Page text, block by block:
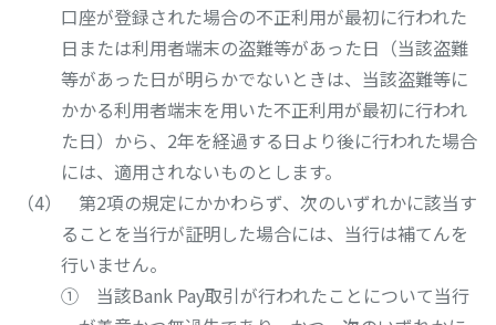
口座が登録された場合の不正利用が最初に行われた
日または利用者端末の盗難等があった日（当該盗難
等があった日が明らかでないときは、当該盗難等に
かかる利用者端末を用いた不正利用が最初に行われ
た日）から、2年を経過する日より後に行われた場合
には、適用されないものとします。
第2項の規定にかかわらず、次のいずれかに該当す
ることを当行が証明した場合には、当行は補てんを
行いません。
① 当該Bank Pay取引が行われたことについて当行